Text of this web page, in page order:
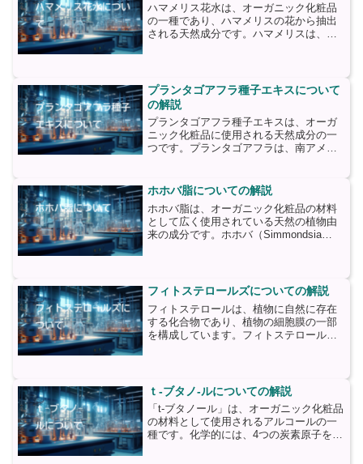
ハマメリス花水は、オーガニック化粧品
の一種であり、ハマメリスの花から抽出
される天然成分です。ハマメリスは、北
らすことで知られています...
プランタゴアフラ種子エキスについて
の解説
プランタゴアフラ種子エキスは、オーガ
ニック化粧品に使用される天然成分の一
つです。プランタゴアフラは、南アメリ
るために広く利用されています。プラン
タゴアフラ種子エキスは、...
ホホバ脂についての解説
ホホバ脂は、オーガニック化粧品の材料
として広く使用されている天然の植物由
来の成分です。ホホバ（Simmondsia
してい...
フィトステロールズについての解説
フィトステロールは、植物に自然に存在
する化合物であり、植物の細胞膜の一部
を構成しています。フィトステロール
テロールは、主に植物の種子...
ｔ-ブタノ-ルについての解説
「t-ブタノール」は、オーガニック化粧品
の材料として使用されるアルコールの一
種です。化学的には、4つの炭素原子を持